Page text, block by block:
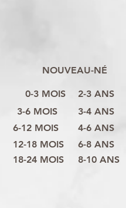
NOUVEAU-NÉ
0-3 MOIS
6-12 MOIS
12-18 MOIS
18-24 MOIS
3-6 MOIS
8-10 ANS
6-8 ANS
4-6 ANS
3-4 ANS
2-3 ANS